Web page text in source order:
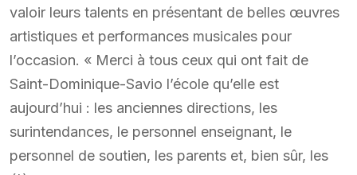
valoir leurs talents en présentant de belles œuvres
artistiques et performances musicales pour
l’occasion. « Merci à tous ceux qui ont fait de
Saint-Dominique-Savio l’école qu’elle est
aujourd’hui : les anciennes directions, les
surintendances, le personnel enseignant, le
personnel de soutien, les parents et, bien sûr, les